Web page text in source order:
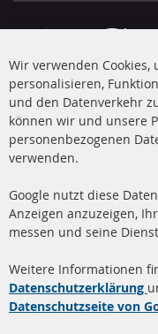
+49 (0) 4533 799 00 0
Mo-Do: 09-17 Uhr, Fr
info@contra-
facebook
instagram
Quick Links
Dieselpartikelfilter
Dieselpartikelfilter
Wir verwenden
personalisieren,
und den Datenverkehr
können wir und unsere
personenbezogenen
verwenden.
Google nutzt diese
Anzeigen anzuzeigen,
messen und seine
Weitere Informationen
Datenschutzerklärung
Datenschutzseite von